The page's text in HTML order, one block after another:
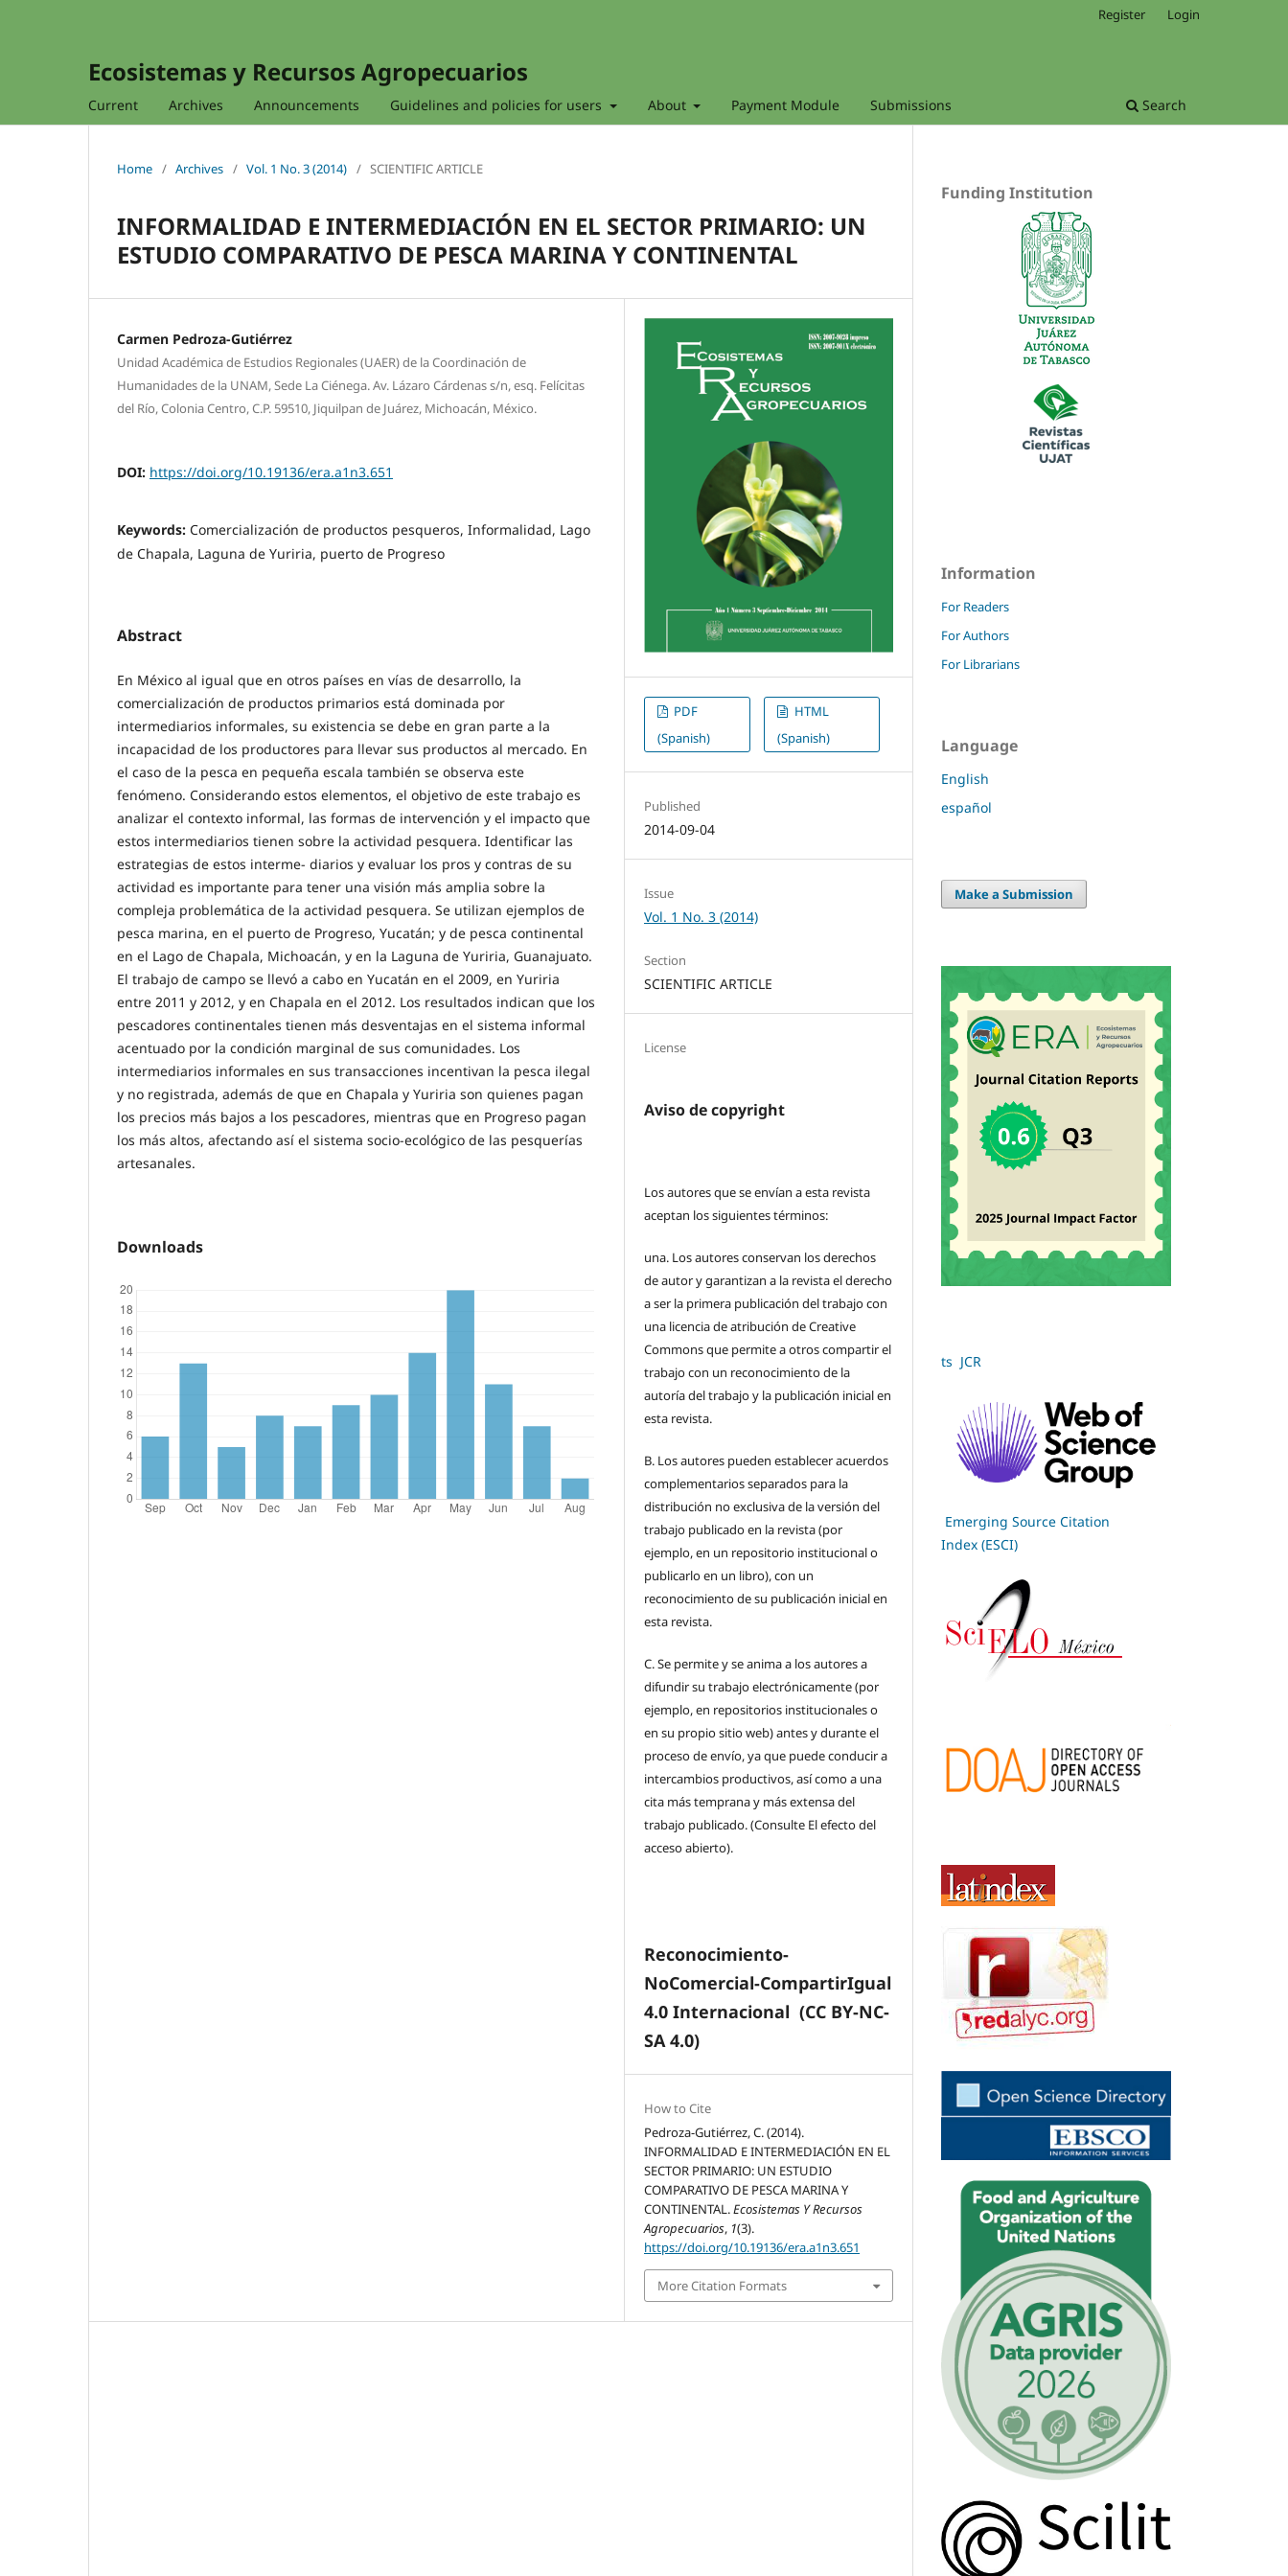
Ecosistemas y Recursos Agropecuarios
Current Archives Announcements Guidelines and policies for users About Payment Module Submissions Search
Register Login
Home / Archives / Vol. 1 No. 3 (2014) / SCIENTIFIC ARTICLE
INFORMALIDAD E INTERMEDIACIÓN EN EL SECTOR PRIMARIO: UN
ESTUDIO COMPARATIVO DE PESCA MARINA Y CONTINENTAL
Carmen Pedroza-Gutiérrez
Unidad Académica de Estudios Regionales (UAER) de la Coordinación de
Humanidades de la UNAM, Sede La Ciénega. Av. Lázaro Cárdenas s/n, esq. Felícitas
del Río, Colonia Centro, C.P. 59510, Jiquilpan de Juárez, Michoacán, México.
DOI: https://doi.org/10.19136/era.a1n3.651
Keywords: Comercialización de productos pesqueros, Informalidad, Lago
de Chapala, Laguna de Yuriria, puerto de Progreso
Abstract
En México al igual que en otros países en vías de desarrollo, la
comercialización de productos primarios está dominada por
intermediarios informales, su existencia se debe en gran parte a la
incapacidad de los productores para llevar sus productos al mercado. En
el caso de la pesca en pequeña escala también se observa este
fenómeno. Considerando estos elementos, el objetivo de este trabajo es
analizar el contexto informal, las formas de intervención y el impacto que
estos intermediarios tienen sobre la actividad pesquera. Identificar las
estrategias de estos interme- diarios y evaluar los pros y contras de su
actividad es importante para tener una visión más amplia sobre la
compleja problemática de la actividad pesquera. Se utilizan ejemplos de
pesca marina, en el puerto de Progreso, Yucatán; y de pesca continental
en el Lago de Chapala, Michoacán, y en la Laguna de Yuriria, Guanajuato.
El trabajo de campo se llevó a cabo en Yucatán en el 2009, en Yuriria
entre 2011 y 2012, y en Chapala en el 2012. Los resultados indican que los
pescadores continentales tienen más desventajas en el sistema informal
acentuado por la condición marginal de sus comunidades. Los
intermediarios informales en sus transacciones incentivan la pesca ilegal
y no registrada, además de que en Chapala y Yuriria son quienes pagan
los precios más bajos a los pescadores, mientras que en Progreso pagan
los más altos, afectando así el sistema socio-ecológico de las pesquerías
artesanales.
Downloads
PDF
(Spanish)
HTML
(Spanish)
Published
2014-09-04
Issue
Vol. 1 No. 3 (2014)
Section
SCIENTIFIC ARTICLE
License
Aviso de copyright
Los autores que se envían a esta revista
aceptan los siguientes términos:
una. Los autores conservan los derechos
de autor y garantizan a la revista el derecho
a ser la primera publicación del trabajo con
una licencia de atribución de Creative
Commons que permite a otros compartir el
trabajo con un reconocimiento de la
autoría del trabajo y la publicación inicial en
esta revista.
B. Los autores pueden establecer acuerdos
complementarios separados para la
distribución no exclusiva de la versión del
trabajo publicado en la revista (por
ejemplo, en un repositorio institucional o
publicarlo en un libro), con un
reconocimiento de su publicación inicial en
esta revista.
C.Se permite y se anima a los autores a
difundir su trabajo electrónicamente (por
ejemplo, en repositorios institucionales o
en su propio sitio web) antes y durante el
proceso de envío, ya que puede conducir a
intercambios productivos, así como a una
cita más temprana y más extensa del
trabajo publicado. (Consulte El efecto del
acceso abierto).
Reconocimiento-
NoComercial-CompartirIgual
4.0 Internacional (CC BY-NC-
SA 4.0)
How to Cite
Pedroza-Gutiérrez, C. (2014).
INFORMALIDAD E INTERMEDIACIÓN EN EL
SECTOR PRIMARIO: UN ESTUDIO
COMPARATIVO DE PESCA MARINA Y
CONTINENTAL.Ecosistemas Y Recursos
Agropecuarios, 1(3).
https://doi.org/10.19136/era.a1n3.651
More Citation Formats
Funding Institution
Information
For Readers
For Authors
For Librarians
Language
English
español
Make a Submission
ts JCR
Emerging Source Citation
Index (ESCI)